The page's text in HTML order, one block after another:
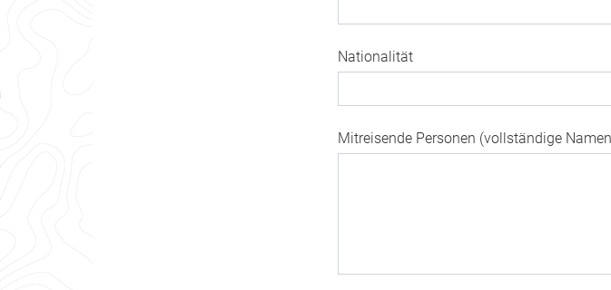
Nationalität
Mitreisende Personen (vollständige